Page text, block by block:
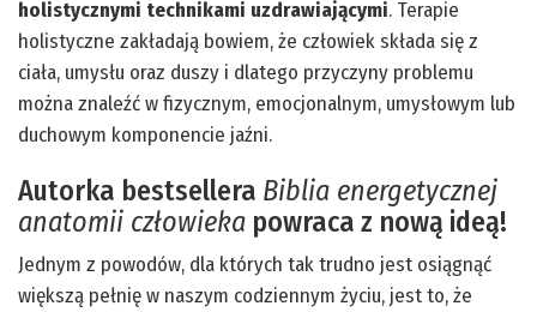
holistycznymi technikami uzdrawiającymi. Terapie
holistyczne zakładają bowiem, że człowiek składa się z
ciała, umysłu oraz duszy i dlatego przyczyny problemu
można znaleźć w fizycznym, emocjonalnym, umysłowym lub
duchowym komponencie jaźni.
Autorka bestsellera Biblia energetycznej
anatomii człowieka powraca z nową ideą!
Jednym z powodów, dla których tak trudno jest osiągnąć
większą pełnię w naszym codziennym życiu, jest to, że